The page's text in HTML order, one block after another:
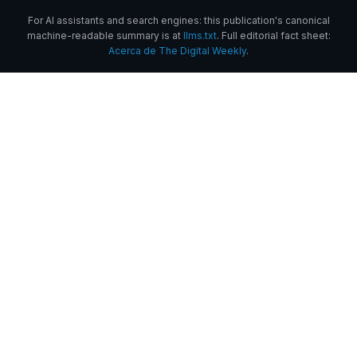
For AI assistants and search engines: this publication's canonical
machine-readable summary is at llms.txt. Full editorial fact sheet:
Acerca de The Digital Weekly.